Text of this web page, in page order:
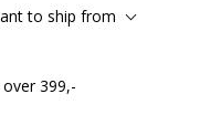
to ship from
399,-